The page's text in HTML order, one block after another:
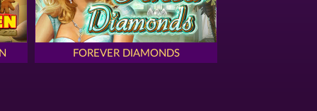
FOREVER DIAMONDS